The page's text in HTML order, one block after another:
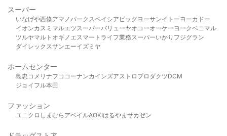
スーパー
いなげや西條アマノパークスベイシア ビッグヨーサンイトーヨーカドー
イオンカスミ マルエツスーパーバリューヤオコーオーケー ヨークベニマル
ツルヤマルト オギノ エスマート ライフ業務スーパーいかり フジグラン
ダイレックスサンエーイズミヤ
ホームセンター
島忠 コメリ ナフコ コーナンカインズアストロプロダクツDCM
ジョイフル本田
ファッション
ユニクロ しまむら アベイルAOKIはるやま サカゼン